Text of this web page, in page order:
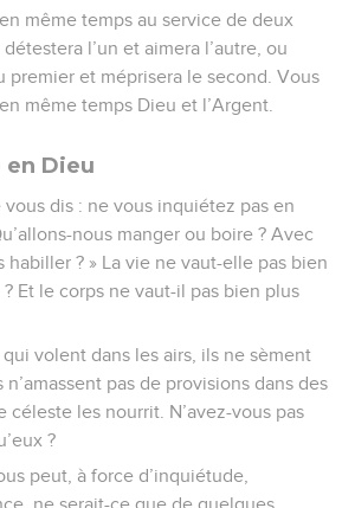
même temps au service de deux
l’un et aimera l’autre, ou
premier et méprisera le second. Vous
même temps Dieu et l’Argent.
en Dieu
dis : ne vous inquiétez pas en
nous manger ou boire ? Avec
habiller ? » La vie ne vaut-elle pas bien
Et le corps ne vaut-il pas bien plus
volent dans les airs, ils ne sèment
pas de provisions dans des
céleste les nourrit. N’avez-vous pas
?
peut, à force d’inquiétude,
ne serait-ce que de quelques